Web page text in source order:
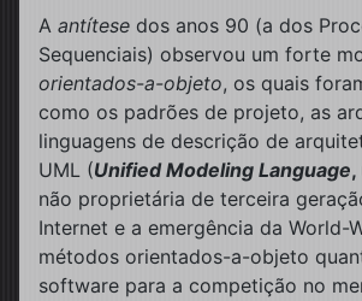
A antítese dos anos 90 (a dos
Sequenciais) observou um forte
orientados-a-objeto, os quais
como os padrões de projeto, as
linguagens de descrição de
UML (Unified Modeling Language,
não proprietária de terceira
Internet e a emergência da
métodos orientados-a-objeto
software para a competição no